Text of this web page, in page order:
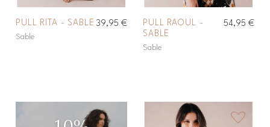
PULL RITA - SABLE
Sable
39,95 €
PULL RAOUL -
SABLE
Sable
54,95 €
favorite_border